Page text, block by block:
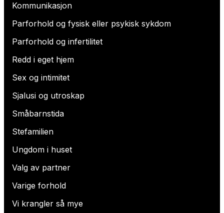
Kommunikasjon
Parforhold og fysisk eller psykisk sykdom
Parforhold og infertilitet
Redd i eget hjem
Sex og intimitet
Sjalusi og utroskap
Småbarnstida
Stefamilien
Ungdom i huset
Valg av partner
Varige forhold
Vi krangler så mye